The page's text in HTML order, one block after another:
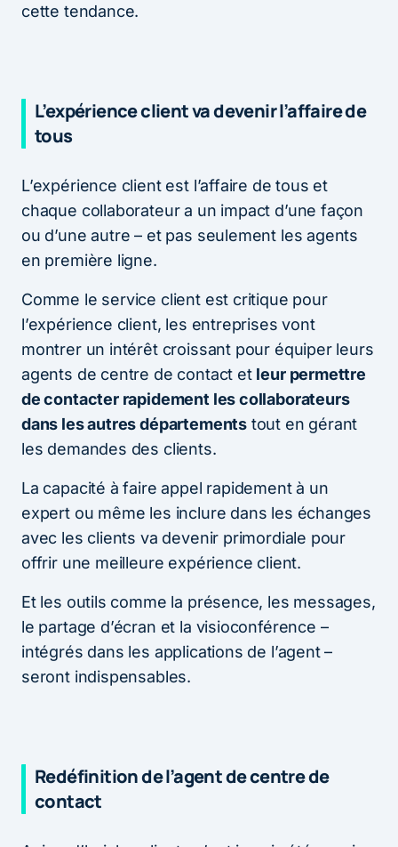
cette tendance.
L’expérience client va devenir l’affaire de
tous
L’expérience client est l’affaire de tous et
chaque collaborateur a un impact d’une façon
ou d’une autre – et pas seulement les agents
en première ligne.
Comme le service client est critique pour
l’expérience client, les entreprises vont
montrer un intérêt croissant pour équiper leurs
agents de centre de contact et leur permettre
de contacter rapidement les collaborateurs
dans les autres départementstout en gérant
les demandes des clients.
La capacité à faire appel rapidement à un
expert ou même les inclure dans les échanges
avec les clients va devenir primordiale pour
offrir une meilleure expérience client.
Et les outils comme la présence, les messages,
le partage d’écran et la visioconférence –
intégrés dans les applications de l’agent –
seront indispensables.
Redéfinition de l’agent de centre de
contact